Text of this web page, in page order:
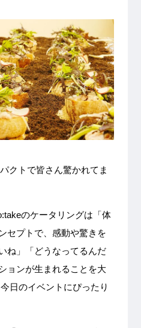
クトで皆さん驚かれてま
のケータリングは「体
セプトで、感動や驚きを
ね」「どうなってるんだ
ョンが生まれることを大
日のイベントにぴったり